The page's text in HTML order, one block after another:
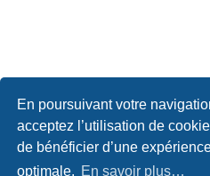
En poursuivant votre
acceptez l’utilisation de
de bénéficier d’une
optimale. En savoir plus…